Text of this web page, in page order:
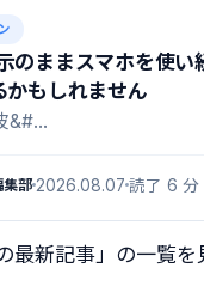
のままスマホを使い
かもしれません
&#…
部 2026.08.07 読了 6 分
最新記事」の一覧を